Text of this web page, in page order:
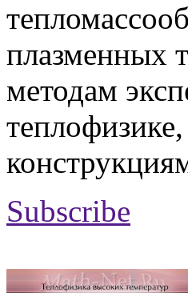
плазменных
методам
Subscribe